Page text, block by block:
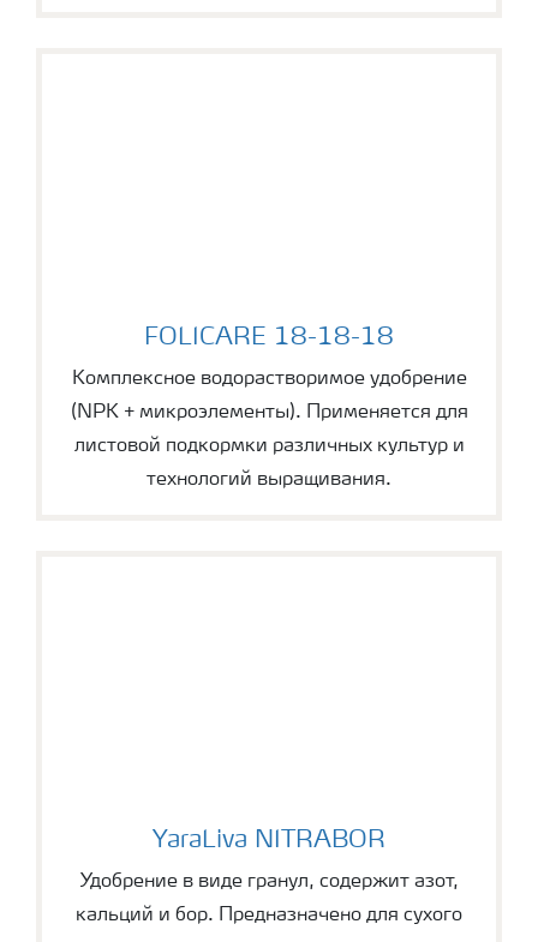
FOLICARE 18-18-18
FOLICARE 18-18-18
Комплексное водорастворимое удобрение
(NPK + микроэлементы). Применяется для
листовой подкормки различных культур и
технологий выращивания.
YaraLiva NITRABOR
YaraLiva NITRABOR
Удобрение в виде гранул, содержит азот,
кальций и бор. Предназначено для сухого